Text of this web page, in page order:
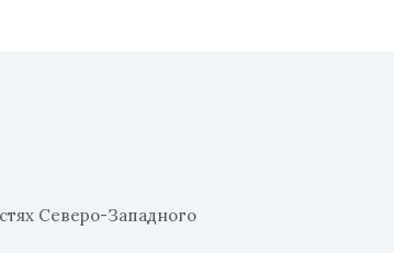
Северо-Западного